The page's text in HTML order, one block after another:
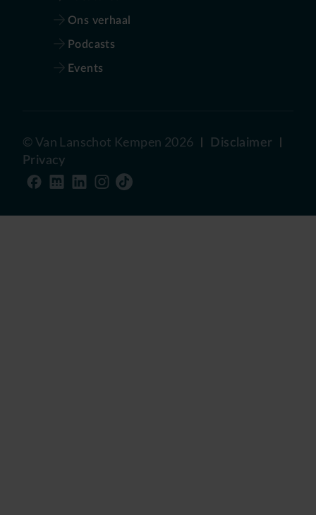
Ons verhaal
Podcasts
Events
©Van Lanschot Kempen 2026
Disclaimer
Privacy